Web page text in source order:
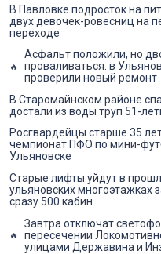
В Павловке подросток на
двух девочек-ровесниц на
переходе
Асфальт положили, но
проваливаться: в
проверили новый ремонт
В Старомайнском районе
достали из воды труп 51-
Росгвардейцы старше 35
чемпионат ПФО по мини-
Ульяновске
Старые лифты уйдут в
ульяновских многоэтажках
сразу 500 кабин
Завтра отключат
пересечении
улицами Державина и